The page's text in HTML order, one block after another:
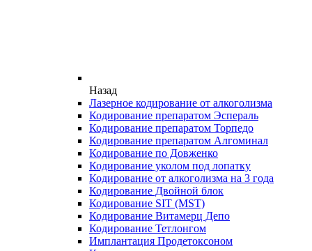
Назад
Лазерное кодирование от алкоголизма
Кодирование препаратом Эспераль
Кодирование препаратом Торпедо
Кодирование препаратом Алгоминал
Кодирование по Довженко
Кодирование уколом под лопатку
Кодирование от алкоголизма на 3 года
Кодирование Двойной блок
Кодирование SIT (MST)
Кодирование Витамерц Депо
Кодирование Тетлонгом
Имплантация Продетоксоном